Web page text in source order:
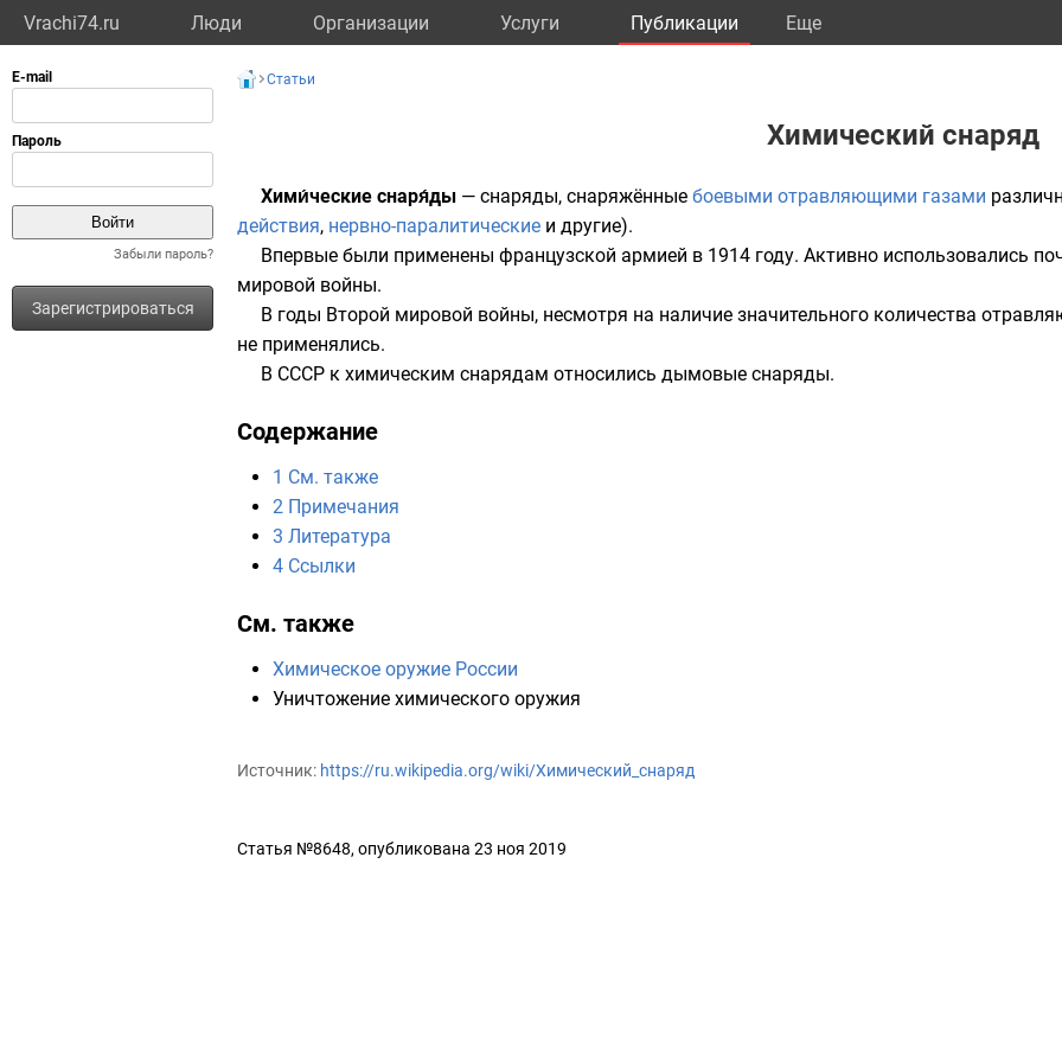
Vrachi74.ru Люди Организации Услуги Публикации Eще
Забыли пароль?
Зарегистрироваться
Статьи
Химический снаряд
Хими́ческие снаря́ды — снаряды, снаряжённые боевыми отравляющими газами
действия, нервно-паралитические и другие).
Впервые были применены французской армией в 1914 году. Активно использовались
мировой войны.
В годы Второй мировой войны, несмотря на наличие значительного количества
не применялись.
В СССР к химическим снарядам относились дымовые снаряды.
Содержание
1 См. также
2 Примечания
3 Литература
4 Ссылки
См. также
Химическое оружие России
Уничтожение химического оружия
Источник: https://ru.wikipedia.org/wiki/Химический_снаряд
Статья №8648, опубликована 23 ноя 2019